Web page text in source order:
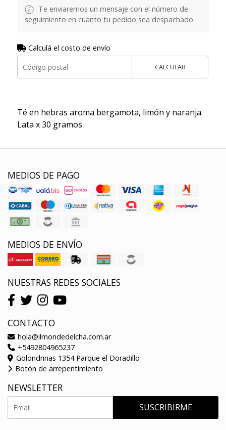
Te enviaremos un mensaje con el número de
seguimiento en cuanto tu pedido sea despachado
Calculá el costo de envío
CALCULAR
Té en hebras aroma bergamota, limón y naranja.
Lata x 30 gramos
MEDIOS DE PAGO
MEDIOS DE ENVÍO
NUESTRAS REDES SOCIALES
CONTACTO
hola@ilmondedelcha.com.ar
+5492804965237
Golondrinas 1354 Parque el Doradillo
Botón de arrepentimiento
NEWSLETTER
SUSCRIBIRME